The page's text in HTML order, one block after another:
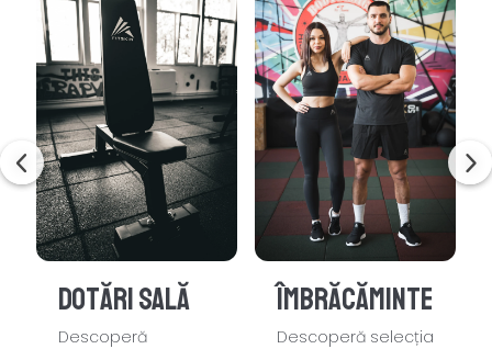
Dotări sală
Descoperă
Îmbrăcăminte
Descoperă selecția